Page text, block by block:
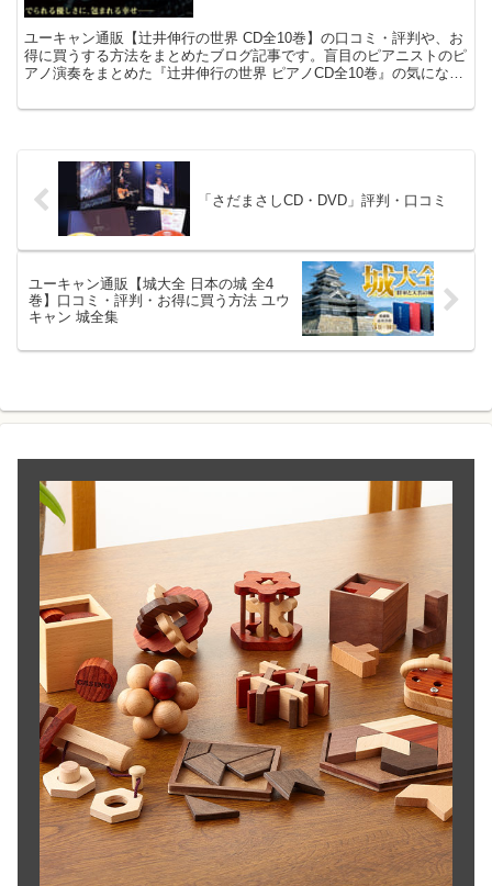
ユーキャン通販【辻井伸行の世界 CD全10巻】の口コミ・評判や、お
得に買うする方法をまとめたブログ記事です。盲目のピアニストのピ
アノ演奏をまとめた『辻井伸行の世界 ピアノCD全10巻』の気になる
いただけます。
「さだまさしCD・DVD」評判・口コミ
ユーキャン通販【城大全 日本の城 全4
巻】口コミ・評判・お得に買う方法 ユウ
キャン 城全集